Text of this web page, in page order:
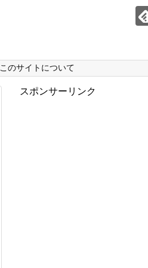
このサイトについて
スポンサーリンク